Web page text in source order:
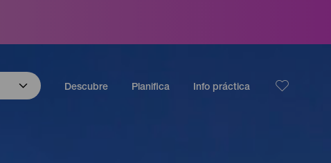
Descubre Planifica Info práctica